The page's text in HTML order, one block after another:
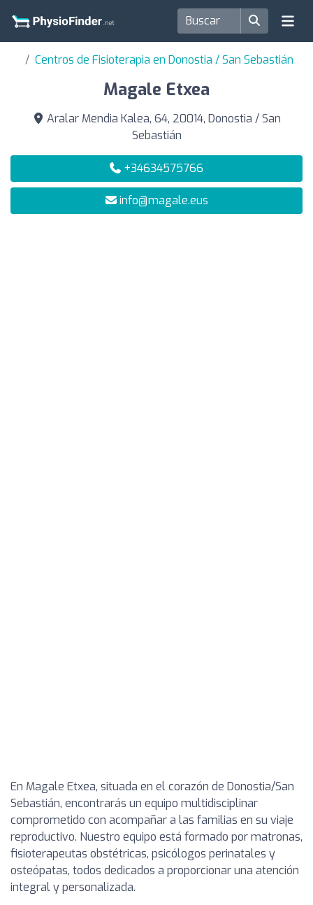
Centros de Fisioterapia en Donostia / San Sebastián
Magale Etxea
Aralar Mendia Kalea, 64, 20014, Donostia / San
Sebastián
+34634575766
info@magale.eus
En Magale Etxea, situada en el corazón de Donostia/San
Sebastián, encontrarás un equipo multidisciplinar
comprometido con acompañar a las familias en su viaje
reproductivo. Nuestro equipo está formado por matronas,
fisioterapeutas obstétricas, psicólogos perinatales y
osteópatas, todos dedicados a proporcionar una atención
integral y personalizada.